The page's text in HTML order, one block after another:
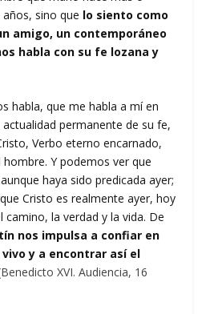
sino que lo siento como
amigo, un contemporáneo
habla con su fe lozana y
habla, que me habla a mí en
permanente de su fe,
Verbo eterno encarnado,
Y podemos ver que
haya sido predicada ayer;
Cristo es realmente ayer, hoy
camino, la verdad y la vida. De
nos impulsa a confiar en
y a encontrar así el
XVI. Audiencia, 16